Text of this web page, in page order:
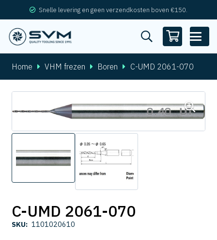
Snelle levering en geen verzendkosten boven €150.
Home VHM frezen Boren C-UMD 2061-070
C-UMD 2061-070
SKU: 1101020610